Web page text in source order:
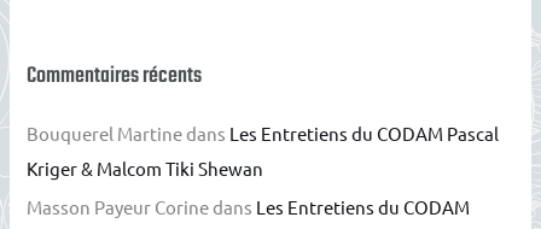
Commentaires récents
Bouquerel Martinedans Les Entretiens du CODAM Pascal
Kriger & Malcom Tiki Shewan
Masson Payeur Corinedans Les Entretiens du CODAM